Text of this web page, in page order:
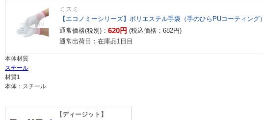
ミスミ
【エコノミーシリーズ】ポリエステル手袋（手のひらPUコーティング）
通常価格(税別)： 620円 (税込価格： 682円)
通常出荷日：在庫品1日目
本体材質
スチール
材質1
本体：スチール
【ディージット】